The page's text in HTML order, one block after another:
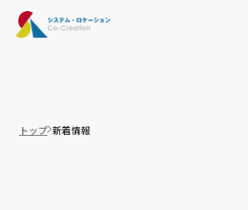
トップ 新着情報